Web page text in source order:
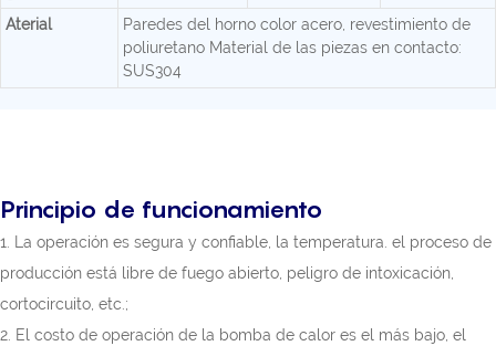
Aterial
Paredes del horno color acero, revestimiento de
poliuretano Material de las piezas en contacto:
SUS304
Principio de funcionamiento
1. La operación es segura y confiable, la temperatura. el proceso de
producción está libre de fuego abierto, peligro de intoxicación,
cortocircuito, etc.;
2. El costo de operación de la bomba de calor es el más bajo, el